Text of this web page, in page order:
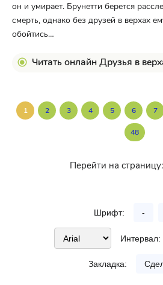
он и умирает. Брунетти берется
смерть, однако без друзей в верхах
обойтись…
Читать онлайн Друзья в
1 2 3 4 5 6 7
48
Перейти на страницу:
Шрифт: -
Интервал:
Закладка: